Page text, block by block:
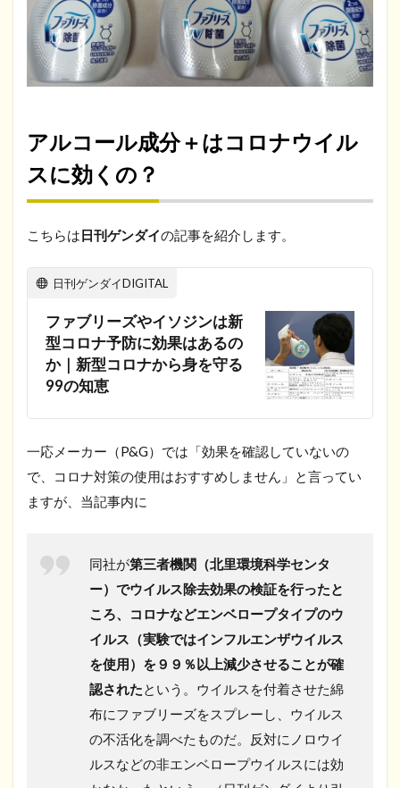
アルコール成分＋はコロナウイル
スに効くの？
こちらは日刊ゲンダイの記事を紹介します。
日刊ゲンダイDIGITAL
ファブリーズやイソジンは新
型コロナ予防に効果はあるの
か｜新型コロナから身を守る
99の知恵
一応メーカー（P&G）では「効果を確認していないの
で、コロナ対策の使用はおすすめしません」と言ってい
ますが、当記事内に
同社が第三者機関（北里環境科学センタ
ー）でウイルス除去効果の検証を行ったと
ころ、コロナなどエンベロープタイプのウ
イルス（実験ではインフルエンザウイルス
を使用）を９９％以上減少させることが確
認された という。ウイルスを付着させた綿
布にファブリーズをスプレーし、ウイルス
の不活化を調べたものだ。反対にノロウイ
ルスなどの非エンベロープウイルスには効